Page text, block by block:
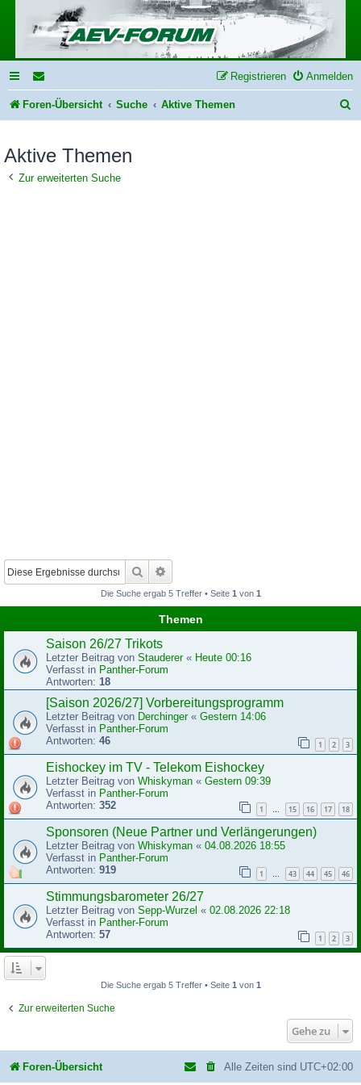
Anmelden
Registrieren
Foren-Übersicht Suche Aktive Themen
Aktive Themen
Zur erweiterten Suche
Suche
Die Suche ergab 5 Treffer • Seite 1 von 1
Themen
Saison 26/27 Trikots
Letzter Beitrag von Stauderer« Heute 00:16
Verfasst in Panther-Forum
Antworten: 18
[Saison 2026/27] Vorbereitungsprogramm
Letzter Beitrag von Derchinger« Gestern 14:06
Verfasst in Panther-Forum
Antworten: 46 1 2 3
Eishockey im TV - Telekom Eishockey
Letzter Beitrag von Whiskyman « Gestern 09:39
Verfasst in Panther-Forum
Antworten: 352 1 … 15 16 17 18
Sponsoren (Neue Partner und Verlängerungen)
Letzter Beitrag von Whiskyman « 04.08.2026 18:55
Verfasst in Panther-Forum
Antworten: 919 1 … 43 44 45 46
Stimmungsbarometer 26/27
Letzter Beitrag von Sepp-Wurzel « 02.08.2026 22:18
Verfasst in Panther-Forum
Antworten: 57 1 2 3
Die Suche ergab 5 Treffer • Seite 1von 1
Zur erweiterten Suche
Gehe zu
Foren-Übersicht Alle Zeiten sind UTC+02:00